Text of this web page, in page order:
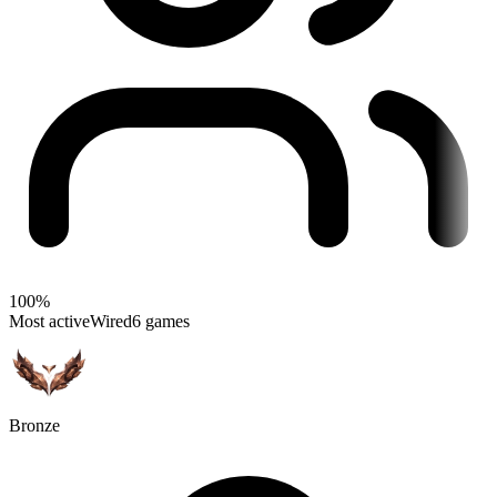
100%
Most activeWired6 games
Bronze